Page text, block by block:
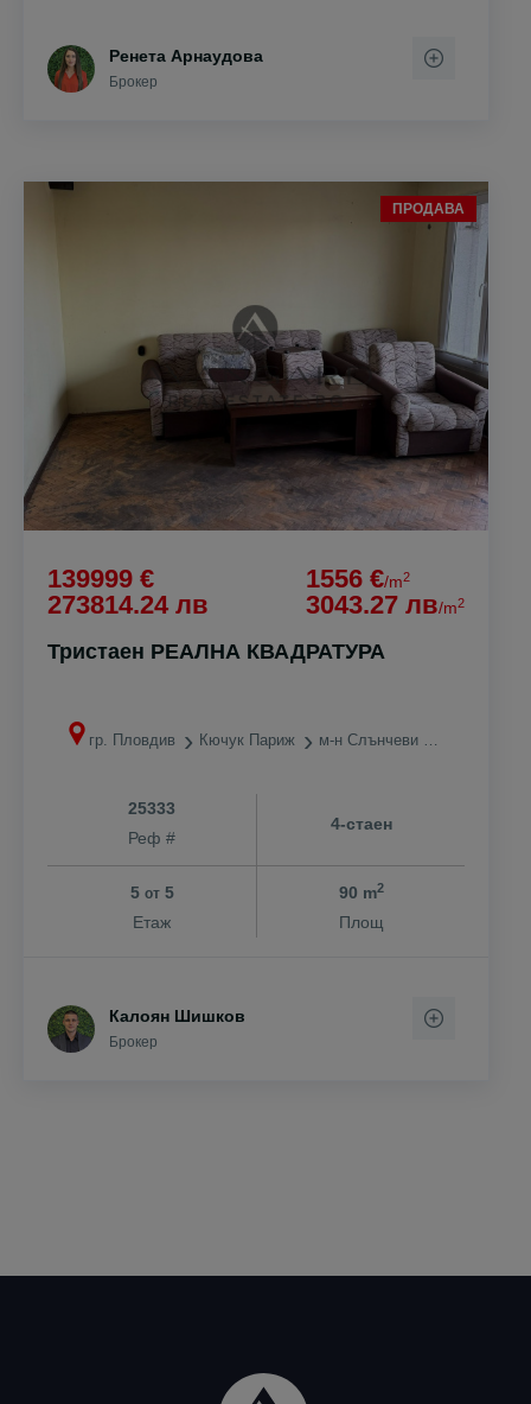
Ренета Арнаудова
Брокер
ПРОДАВА
139999 €
273814.24 лв
1556 €/m2
3043.27 лв/m2
Тристаен РЕАЛНА КВАДРАТУРА
гр. Пловдив Кючук Париж м-н Слънчеви лъчи
25333
Реф #
4-стаен
5 от5
Етаж
90 m2
Площ
Калоян Шишков
Брокер